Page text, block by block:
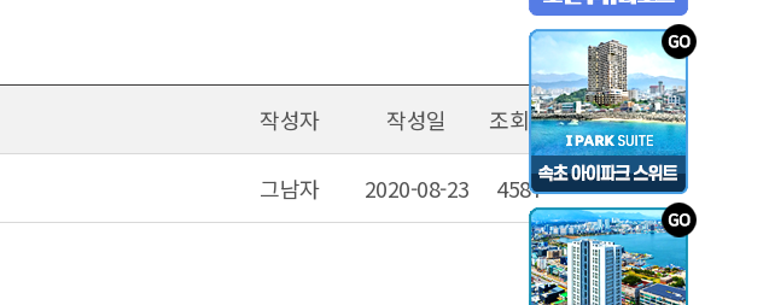
작성자 작성일 조회수
그남자 2020-08-23 4587